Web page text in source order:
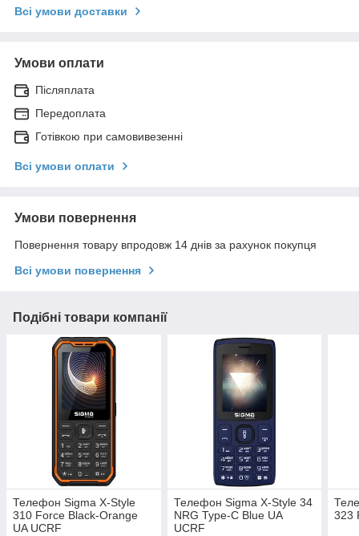
Всі умови доставки
Умови оплати
Післяплата
Передоплата
Готівкою при самовивезенні
Всі умови оплати
Умови повернення
Повернення товару впродовж 14 днів за рахунок покупця
Всі умови повернення
Подібні товари компанії
Телефон Sigma X-Style
310 Force Black-Orange
UA UCRF
Телефон Sigma X-Style 34
NRG Type-C Blue UA
UCRF
323